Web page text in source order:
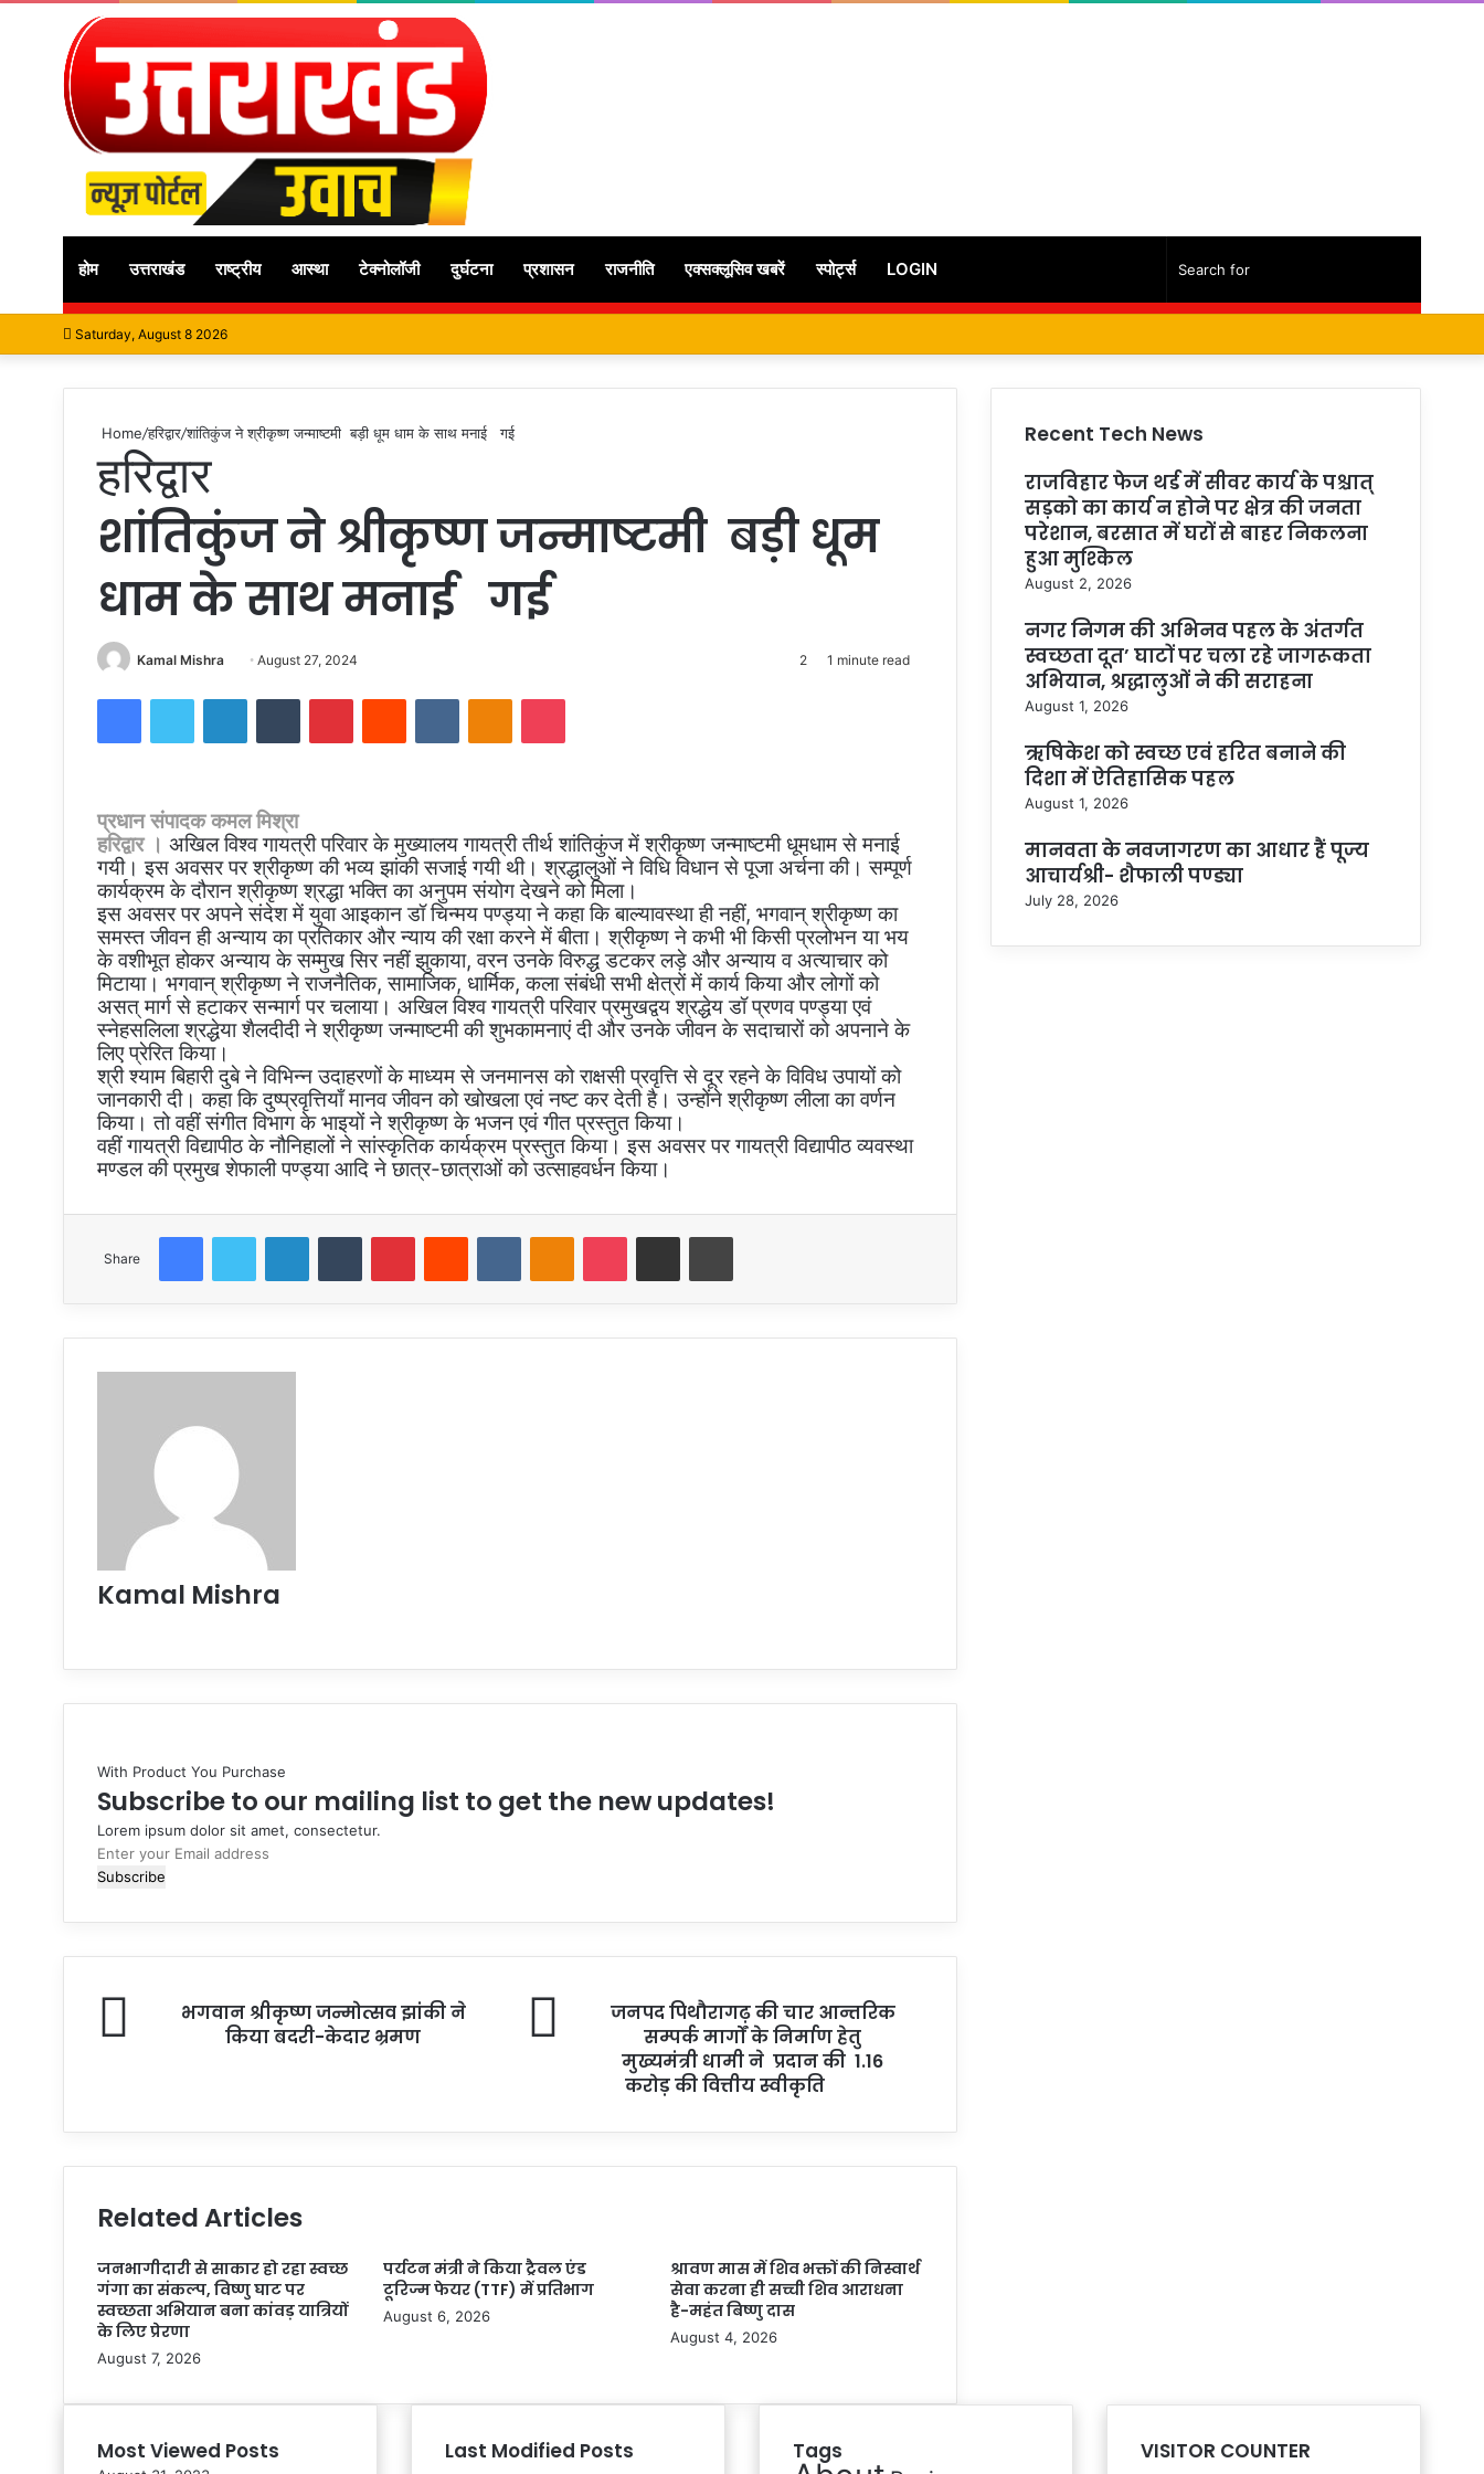
होम उत्तराखंड राष्ट्रीय आस्था टेक्नोलॉजी दुर्घटना प्रशासन राजनीति एक्सक्लूसिव खबरें स्पोर्ट्स LOGIN Sidebar
Saturday, August 8 2026
Home/हरिद्वार/शांतिकुंज ने श्रीकृष्ण जन्माष्टमी बड़ी धूम धाम के साथ मनाई गई
हरिद्वार
शांतिकुंज ने श्रीकृष्ण जन्माष्टमी बड़ी धूम
धाम के साथ मनाई गई
Kamal Mishra
SendAugust 27, 2024 2 1 minute read
FacebookTwitter LinkedInTumblr PinterestReddit VKontakteOdnoklassniki
Pocket
प्रधान संपादक कमल मिश्रा
हरिद्वार । अखिल विश्व गायत्री परिवार के मुख्यालय गायत्री तीर्थ शांतिकुंज में श्रीकृष्ण जन्माष्टमी धूमधाम से मनाई
गयी। इस अवसर पर श्रीकृष्ण की भव्य झांकी सजाई गयी थी। श्रद्धालुओं ने विधि विधान से पूजा अर्चना की। सम्पूर्ण
कार्यक्रम के दौरान श्रीकृष्ण श्रद्धा भक्ति का अनुपम संयोग देखने को मिला।
इस अवसर पर अपने संदेश में युवा आइकान डॉ चिन्मय पण्ड्या ने कहा कि बाल्यावस्था ही नहीं, भगवान् श्रीकृष्ण का
समस्त जीवन ही अन्याय का प्रतिकार और न्याय की रक्षा करने में बीता। श्रीकृष्ण ने कभी भी किसी प्रलोभन या भय
के वशीभूत होकर अन्याय के सम्मुख सिर नहीं झुकाया, वरन उनके विरुद्ध डटकर लड़े और अन्याय व अत्याचार को
मिटाया। भगवान् श्रीकृष्ण ने राजनैतिक, सामाजिक, धार्मिक, कला संबंधी सभी क्षेत्रों में कार्य किया और लोगों को
असत् मार्ग से हटाकर सन्मार्ग पर चलाया। अखिल विश्व गायत्री परिवार प्रमुखद्वय श्रद्धेय डॉ प्रणव पण्ड्या एवं
स्नेहसलिला श्रद्धेया शैलदीदी ने श्रीकृष्ण जन्माष्टमी की शुभकामनाएं दी और उनके जीवन के सदाचारों को अपनाने के
लिए प्रेरित किया।
श्री श्याम बिहारी दुबे ने विभिन्न उदाहरणों के माध्यम से जनमानस को राक्षसी प्रवृत्ति से दूर रहने के विविध उपायों को
जानकारी दी। कहा कि दुष्प्रवृत्तियाँ मानव जीवन को खोखला एवं नष्ट कर देती है। उन्होंने श्रीकृष्ण लीला का वर्णन
किया। तो वहीं संगीत विभाग के भाइयों ने श्रीकृष्ण के भजन एवं गीत प्रस्तुत किया।
वहीं गायत्री विद्यापीठ के नौनिहालों ने सांस्कृतिक कार्यक्रम प्रस्तुत किया। इस अवसर पर गायत्री विद्यापीठ व्यवस्था
मण्डल की प्रमुख शेफाली पण्ड्या आदि ने छात्र-छात्राओं को उत्साहवर्धन किया।
Share
FacebookTwitter LinkedInTumblr PinterestReddit VKontakteOdnoklassniki
Pocket Share via Email Print
Kamal Mishra
With Product You Purchase
Subscribe to our mailing list to get the new updates!
Lorem ipsum dolor sit amet, consectetur.
Enter
your
address
भगवान श्रीकृष्ण जन्मोत्सव झांकी ने
किया बदरी-केदार भ्रमण
जनपद पिथौरागढ़ की चार आन्तरिक
सम्पर्क मार्गों के निर्माण हेतु
मुख्यमंत्री धामी ने प्रदान की 1.16
करोड़ की वित्तीय स्वीकृति
Related Articles
जनभागीदारी से साकार हो रहा स्वच्छ
गंगा का संकल्प, विष्णु घाट पर
स्वच्छता अभियान बना कांवड़ यात्रियों
के लिए प्रेरणा
August 7, 2026
पर्यटन मंत्री ने किया ट्रैवल एंड
टूरिज्म फेयर (TTF) में प्रतिभाग
August 6, 2026
श्रावण मास में शिव भक्तों की निस्वार्थ
सेवा करना ही सच्ची शिव आराधना
है-महंत बिष्णु दास
August 4, 2026
Recent Tech News
राजविहार फेज थर्ड में सीवर कार्य के पश्चात्
सड़को का कार्य न होने पर क्षेत्र की जनता
परेशान, बरसात में घरों से बाहर निकलना
हुआ मुश्किल
August 2, 2026
नगर निगम की अभिनव पहल के अंतर्गत
स्वच्छता दूत’ घाटों पर चला रहे जागरूकता
अभियान, श्रद्धालुओं ने की सराहना
August 1, 2026
ऋषिकेश को स्वच्छ एवं हरित बनाने की
दिशा में ऐतिहासिक पहल
August 1, 2026
मानवता के नवजागरण का आधार हैं पूज्य
आचार्यश्री- शैफाली पण्ड्या
July 28, 2026
Most Viewed Posts Last Modified Posts Tags VISITOR COUNTER